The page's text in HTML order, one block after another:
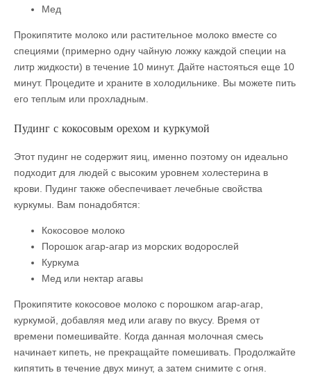
Мед
Прокипятите молоко или растительное молоко вместе со
специями (примерно одну чайную ложку каждой специи на
литр жидкости) в течение 10 минут. Дайте настояться еще 10
минут. Процедите и храните в холодильнике. Вы можете пить
его теплым или прохладным.
Пудинг с кокосовым орехом и куркумой
Этот пудинг не содержит яиц, именно поэтому он идеально
подходит для людей с высоким уровнем холестерина в
крови. Пудинг также обеспечивает лечебные свойства
куркумы. Вам понадобятся:
Кокосовое молоко
Порошок агар-агар из морских водорослей
Куркума
Мед или нектар агавы
Прокипятите кокосовое молоко с порошком агар-агар,
куркумой, добавляя мед или агаву по вкусу. Время от
времени помешивайте. Когда данная молочная смесь
начинает кипеть, не прекращайте помешивать. Продолжайте
кипятить в течение двух минут, а затем снимите с огня.